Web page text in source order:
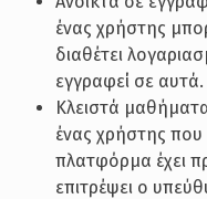
ένας χρήστης
διαθέτει
εγγραφεί σε αυτά.
Κλειστά
ένας χρήστης που
πλατφόρμα έχει
επιτρέψει ο